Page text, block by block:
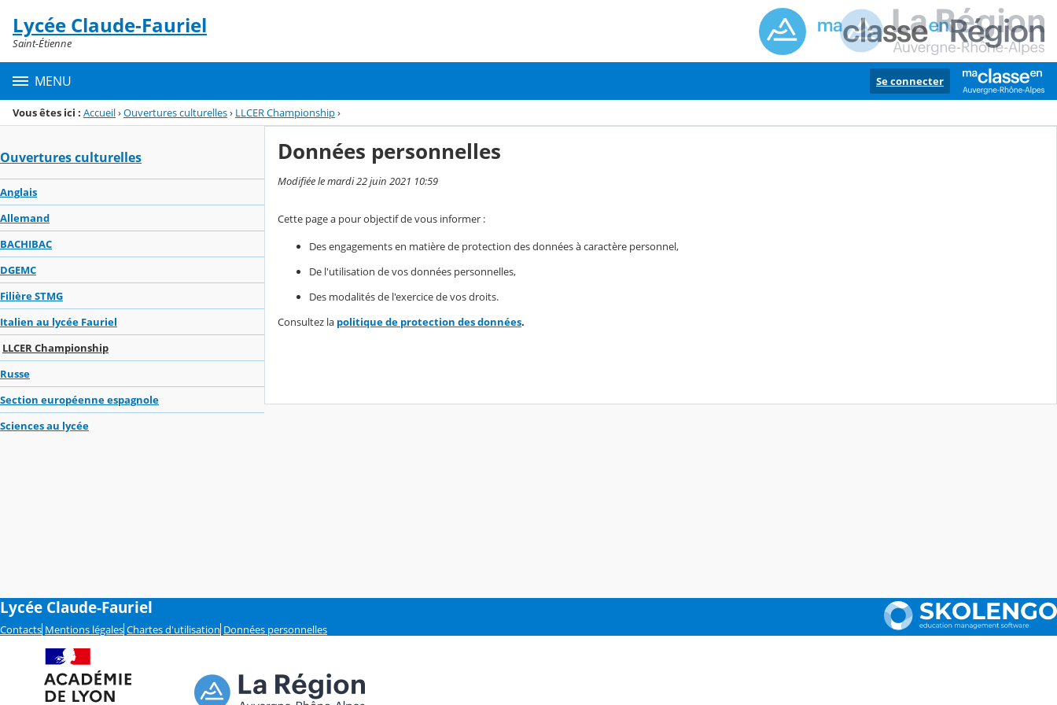
Menu de la rubrique
Contenu
Lycée Claude-Fauriel
Saint-Étienne
MENU Se connecter
Vous êtes ici : Accueil›Ouvertures culturelles› LLCER Championship›
Ouvertures culturelles
Anglais
Allemand
BACHIBAC
DGEMC
Filière STMG
Italien au lycée Fauriel
LLCER Championship
Russe
Section européenne espagnole
Sciences au lycée
Données personnelles
Modifiée le mardi 22 juin 2021 10:59
Cette page a pour objectif de vous informer :
Des engagements en matière de protection des données à caractère personnel,
De l'utilisation de vos données personnelles,
Des modalités de l'exercice de vos droits.
Consultez la politique de protection des données.
Lycée Claude-Fauriel
Contacts Mentions légales Chartes d'utilisation Données personnelles